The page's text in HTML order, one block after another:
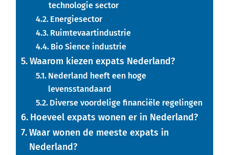
technologie sector
Energiesector
Ruimtevaartindustrie
Bio Sience industrie
Waarom kiezen expats Nederland?
Nederland heeft een hoge
levensstandaard
Diverse voordelige financiële regelingen
Hoeveel expats wonen er in Nederland?
Waar wonen de meeste expats in
Nederland?